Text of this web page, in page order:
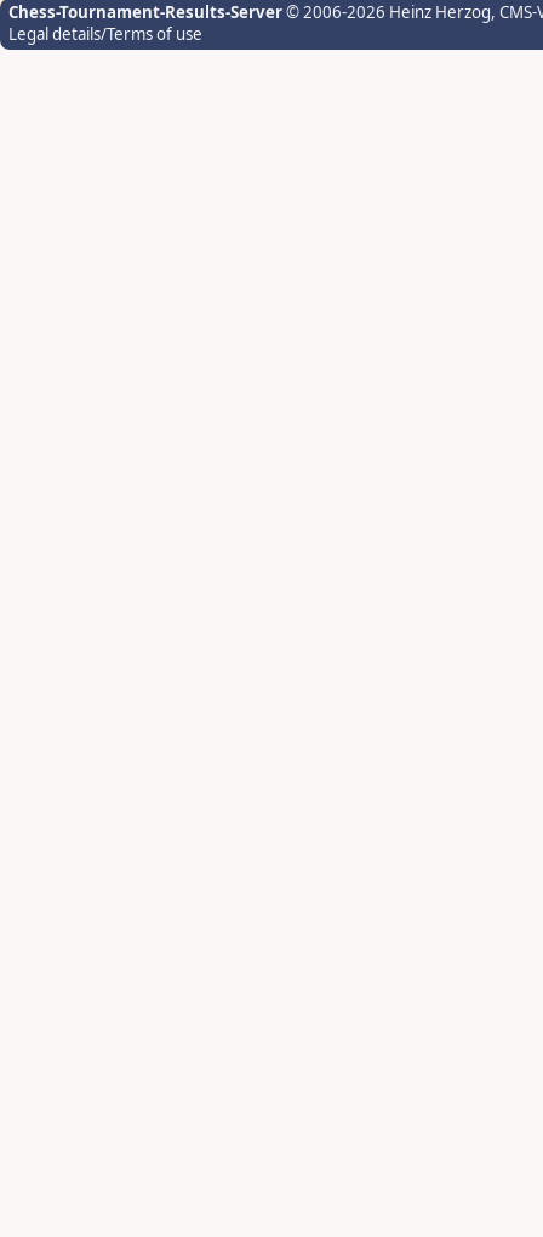
Chess-Tournament-Results-Server© 2006-2026 Heinz Herzog,
Legal details/Terms of use